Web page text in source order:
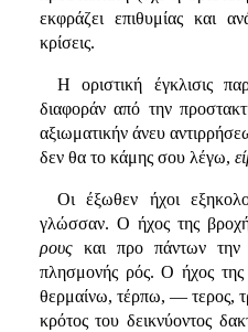
εκφράζει επιθυμίας και
κρίσεις.
Η οριστική έγκλισις
διαφοράν από την
αξιωματικήν άνευ
δεν θα το κάμης σου λέγω,
Οι έξωθεν ήχοι
γλώσσαν. Ο ήχος της
ρουςκαι προ πάντων την
πλησμονής ρός. Ο ήχος της
θερμαίνω, τέρπω, — τερος,
κρότος του δεικνύοντος